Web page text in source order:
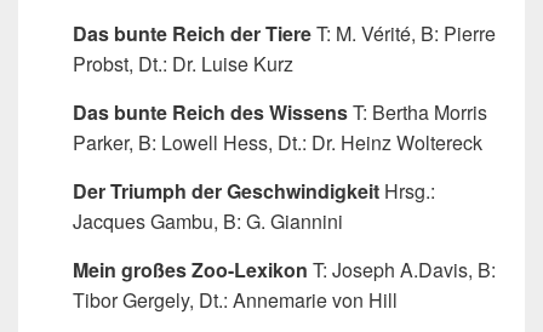
Das bunte Reich der TiereT: M. Vérité, B: Pierre
Probst, Dt.: Dr. Luise Kurz
Das bunte Reich des WissensT: Bertha Morris
Parker, B: Lowell Hess, Dt.: Dr. Heinz Woltereck
Der Triumph der Geschwindigkeit Hrsg.:
Jacques Gambu, B: G. Giannini
Mein großes Zoo-Lexikon T: Joseph A.Davis, B:
Tibor Gergely, Dt.: Annemarie von Hill